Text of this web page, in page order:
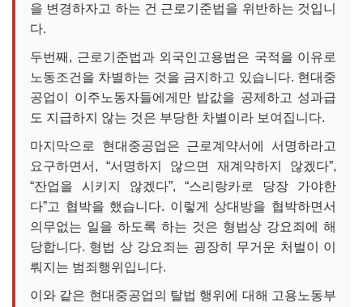
을 변경하자고 하는 건 근로기준법을 위반하는 것입니
다.
두번째, 근로기준법과 외국인고용법은 국적을 이유로
노동조건을 차별하는 것을 금지하고 있습니다. 현대중
공업이 이주노동자들에게만 밥값을 공제하고 성과급
도 지급하지 않는 것은 부당한 차별이라 보여집니다.
마지막으로 현대중공업은 근로계약서에 서명하라고
요구하면서, “서명하지 않으면 재계약하지 않겠다”,
“잔업을 시키지 않겠다”, “스리랑카로 당장 가야한
다”고 협박을 했습니다. 이렇게 상대방을 협박하면서
의무없는 일을 하도록 하는 것은 형법상 강요죄에 해
당합니다. 형법 상 강요죄는 굉장히 무거운 처벌이 이
뤄지는 범죄행위입니다.
이와 같은 현대중공업의 탈법 행위에 대해 고용노동부